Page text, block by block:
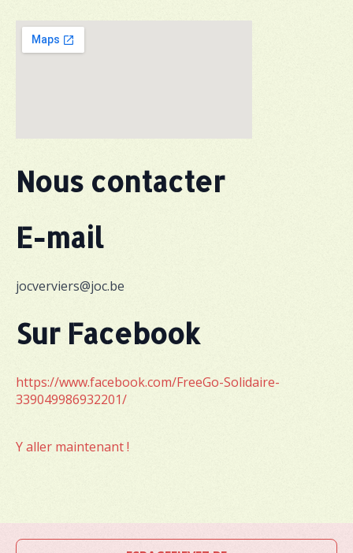
Nous contacter
E-mail
jocverviers@joc.be
Sur Facebook
https://www.facebook.com/FreeGo-Solidaire-
339049986932201/
Y aller maintenant !